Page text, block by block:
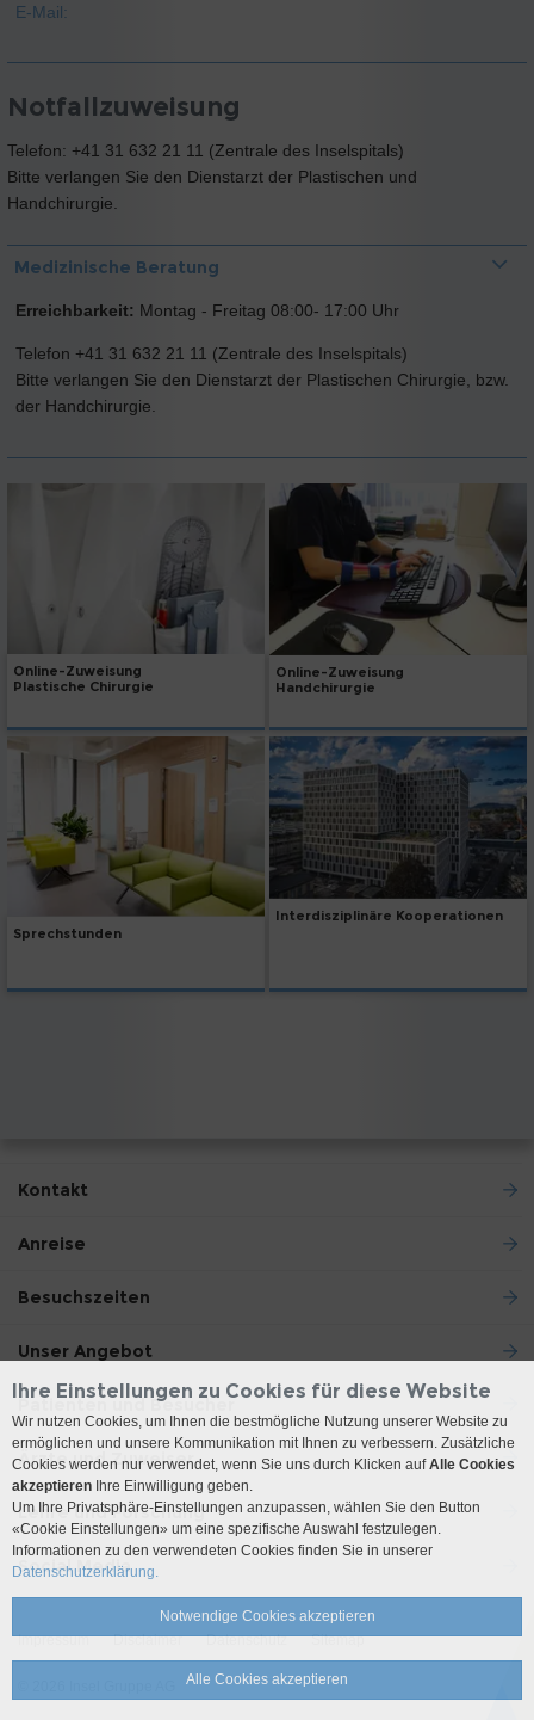
E-Mail:
Notfallzuweisung
Telefon: +41 31 632 21 11 (Zentrale des Inselspitals)
Bitte verlangen Sie den Dienstarzt der Plastischen und
Handchirurgie.
Medizinische Beratung
Erreichbarkeit: Montag - Freitag 08:00- 17:00 Uhr
Telefon +41 31 632 21 11 (Zentrale des Inselspitals)
Bitte verlangen Sie den Dienstarzt der Plastischen Chirurgie, bzw.
der Handchirurgie.
Online-Zuweisung
Plastische Chirurgie
Online-Zuweisung
Handchirurgie
Sprechstunden
Interdisziplinäre Kooperationen
Kontakt
Anreise
Besuchszeiten
Unser Angebot
Patienten und Besucher
Ärzte und Zuweiser
Lehre und Forschung
Social Media
Impressum Disclaimer Datenschutz Sitemap
Ihre Einstellungen zu Cookies für diese Website
Wir nutzen Cookies, um Ihnen die bestmögliche Nutzung unserer Website zu
ermöglichen und unsere Kommunikation mit Ihnen zu verbessern. Zusätzliche
Cookies werden nur verwendet, wenn Sie uns durch Klicken aufAlle Cookies
akzeptieren Ihre Einwilligung geben.
Um Ihre Privatsphäre-Einstellungen anzupassen, wählen Sie den Button
«Cookie Einstellungen» um eine spezifische Auswahl festzulegen.
Informationen zu den verwendeten Cookies finden Sie in unserer
Datenschutzerklärung.
Notwendige Cookies akzeptieren
Alle Cookies akzeptieren